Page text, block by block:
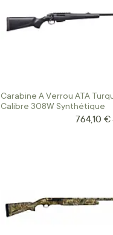
Carabine A Verrou ATA
Calibre 308W Synthétique
Prix
764,10 €